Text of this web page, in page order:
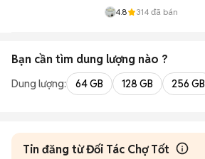
4.8 314 đã bán
Bạn cần tìm dung lượng nào ?
Dung lượng: 64 GB 128 GB 256 GB
Tin đăng từ Đối Tác Chợ Tốt